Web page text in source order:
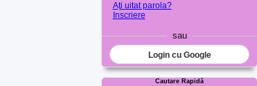
Aţi uitat parola?
Inscriere
sau
Login cu Google
Cautare Rapidă